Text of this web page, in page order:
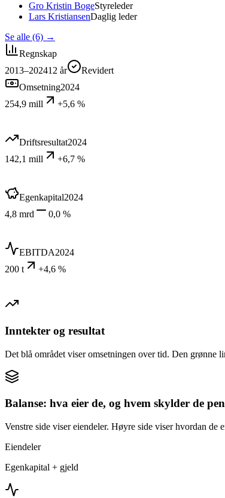
Gro Kristin BogeStyreleder
Lars KristiansenDaglig leder
Se alle (6) →
Regnskap
2013–202412 år
Revidert
Omsetning2024
254,9 mill
+5,6 %
Driftsresultat2024
142,1 mill
+6,7 %
Egenkapital2024
4,8 mrd
0,0 %
EBITDA2024
200 t
+4,6 %
Inntekter og resultat
Det blå området viser omsetningen over tid. Den grønne
Balanse: hva eier de, og hvem skylder de
Venstre side viser eiendeler. Høyre side viser hvordan
Eiendeler
Egenkapital + gjeld